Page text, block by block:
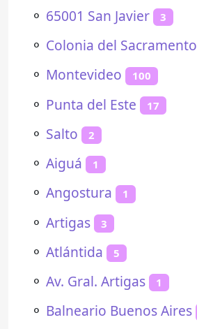
⚬ 65001 San Javier 3
⚬ Colonia del Sacramento
⚬ Montevideo 100
⚬ Punta del Este 17
⚬ Salto 2
⚬ Aiguá 1
⚬ Angostura 1
⚬ Artigas 3
⚬ Atlántida 5
⚬ Av. Gral. Artigas 1
⚬ Balneario Buenos Aires